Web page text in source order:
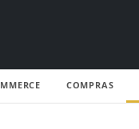
COMPRAS